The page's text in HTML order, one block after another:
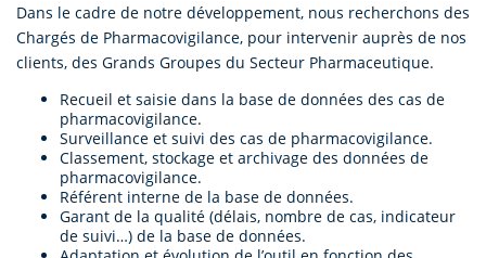
Dans le cadre de notre développement, nous recherchons des
Chargés de Pharmacovigilance, pour intervenir auprès de nos
clients, des Grands Groupes du Secteur Pharmaceutique.
Recueil et saisie dans la base de données des cas de
pharmacovigilance.
Surveillance et suivi des cas de pharmacovigilance.
Classement, stockage et archivage des données de
pharmacovigilance.
Référent interne de la base de données.
Garant de la qualité (délais, nombre de cas, indicateur
de suivi…) de la base de données.